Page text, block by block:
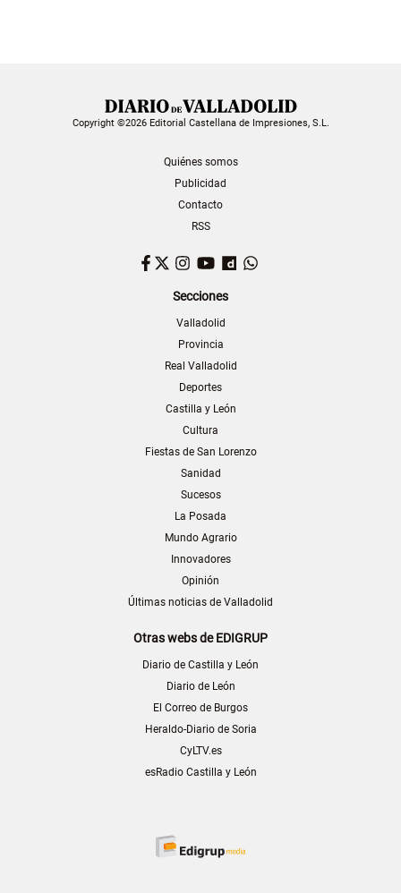
Copyright ©2026 Editorial Castellana de Impresiones, S.L.
Quiénes somos
Publicidad
Contacto
RSS
Facebook
TwitterInstagram
YouTubeDailymotion
Secciones
Valladolid
Provincia
Real Valladolid
Deportes
Castilla y León
Cultura
Fiestas de San Lorenzo
Sanidad
Sucesos
La Posada
Mundo Agrario
Innovadores
Opinión
Últimas noticias de Valladolid
Otras webs de EDIGRUP
Diario de Castilla y León
Diario de León
El Correo de Burgos
Heraldo-Diario de Soria
CyLTV.es
esRadio Castilla y León